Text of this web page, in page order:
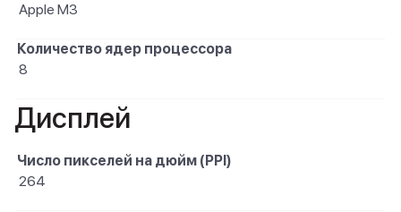
Apple M3
Количество ядер процессора
8
Дисплей
Число пикселей на дюйм (PPI)
264